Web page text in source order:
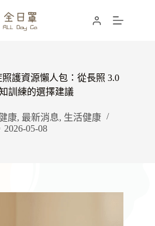
護資源懶人包：從長照 3.0
訓練的選擇建議
康, 最新消息, 生活健康
2026-05-08